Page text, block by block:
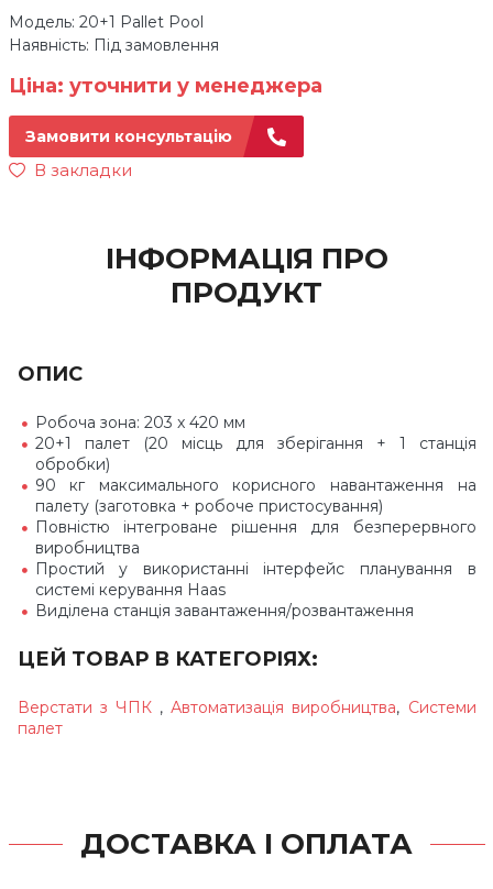
Модель: 20+1 Pallet Pool
Наявність: Під замовлення
Ціна: уточнити у менеджера
Замовити консультацію
В закладки
ІНФОРМАЦІЯ ПРО
ПРОДУКТ
ОПИС
Робоча зона: 203 x 420 мм
20+1 палет (20 місць для зберігання + 1 станція
обробки)
90 кг максимального корисного навантаження на
палету (заготовка + робоче пристосування)
Повністю інтегроване рішення для безперервного
виробництва
Простий у використанні інтерфейс планування в
системі керування Haas
Виділена станція завантаження/розвантаження
ЦЕЙ ТОВАР В КАТЕГОРІЯХ:
Верстати з ЧПК ,Автоматизація виробництва, Системи
палет
ДОСТАВКА І ОПЛАТА